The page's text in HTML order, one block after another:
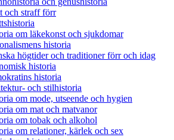
och straff förr
om läkekonst och sjukdomar
historia
högtider och traditioner förr och idag
historia
historia
och stilhistoria
om mode, utseende och hygien
om mat och matvanor
om tobak och alkohol
om relationer, kärlek och sex